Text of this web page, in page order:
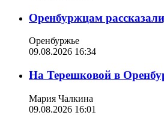
Оренбуржцам
Оренбуржье
09.08.2026 16:34
На Терешковой в
Мария Чалкина
09.08.2026 16:01